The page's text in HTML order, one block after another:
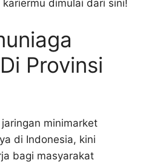
dimulai dari sini!
Provinsi
minimarket
di Indonesia, kini
bagi masyarakat